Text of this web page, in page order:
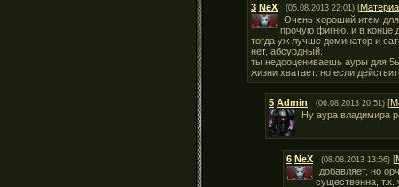
3 NeX (05.08.2013 22:01) [
Очень хороший итем для
прочую фигню. и в конце
тогда уж лучше доминатор и
нет, абсурдный.
ты недооцениваешь ауры для
жизни хватает. но если
5 Admin (06.08.2013 20:51) [
Ну аура владимира
6 NeX (08.08.2013 13:56) [
добавляет, но
существенна,